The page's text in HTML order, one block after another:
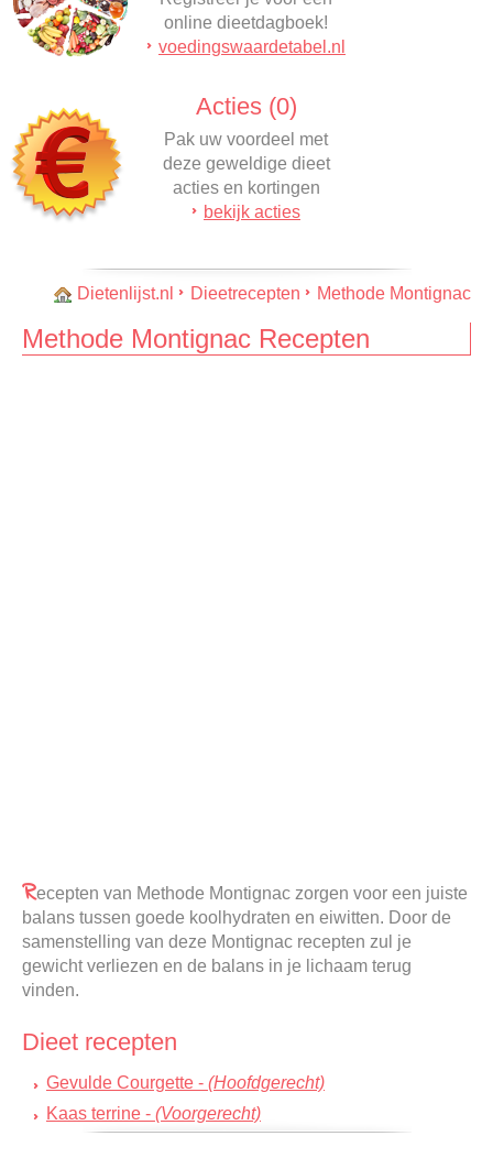
online dieetdagboek!
voedingswaardetabel.nl
Acties (0)
Pak uw voordeel met
deze geweldige dieet
acties en kortingen
bekijk acties
Dietenlijst.nl Dieetrecepten Methode Montignac
Methode Montignac Recepten
Recepten van Methode Montignac zorgen voor een juiste
balans tussen goede koolhydraten en eiwitten. Door de
samenstelling van deze Montignac recepten zul je
gewicht verliezen en de balans in je lichaam terug
vinden.
Dieet recepten
Gevulde Courgette - (Hoofdgerecht)
Kaas terrine - (Voorgerecht)